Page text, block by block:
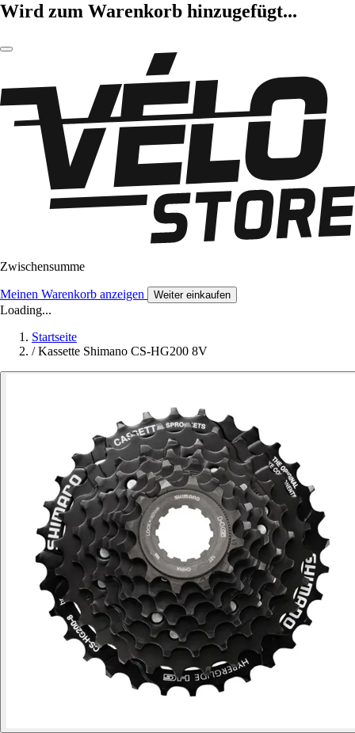
Wird zum Warenkorb hinzugefügt...
Zwischensumme
Meinen Warenkorb anzeigen Weiter einkaufen
Loading...
Startseite
/ Kassette Shimano CS-HG200 8V